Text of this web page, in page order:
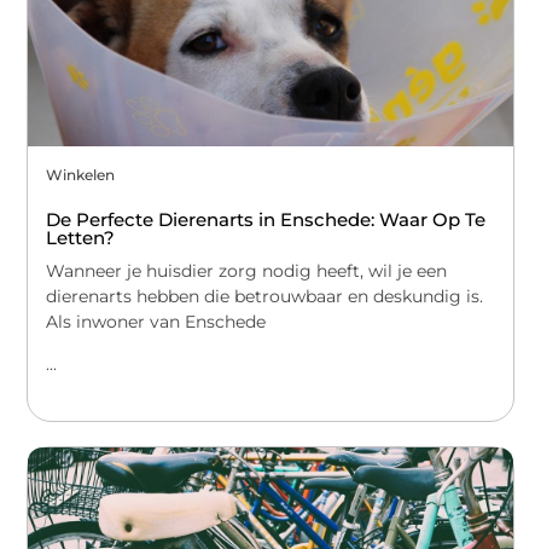
Winkelen
De Perfecte Dierenarts in Enschede: Waar Op Te
Letten?
Wanneer je huisdier zorg nodig heeft, wil je een
dierenarts hebben die betrouwbaar en deskundig is.
Als inwoner van Enschede
...